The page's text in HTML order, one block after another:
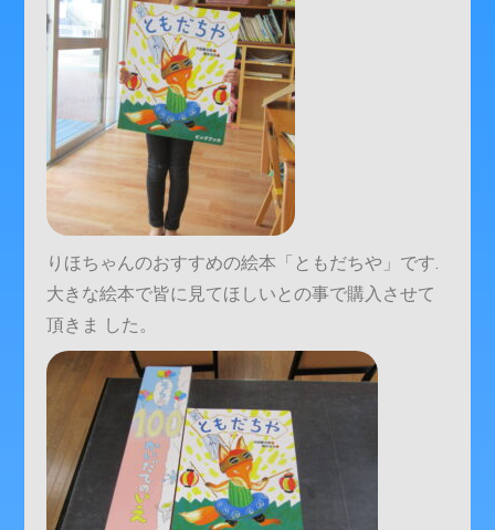
りほちゃんのおすすめの絵本「ともだちや」です.
大きな絵本で皆に見てほしいとの事で購入させて
頂きま した。